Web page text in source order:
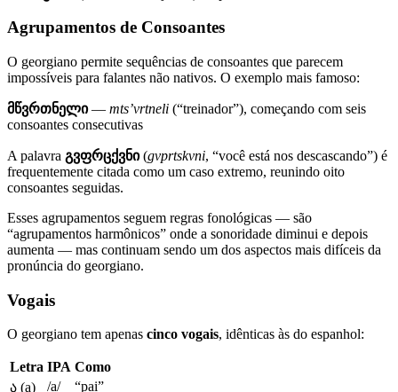
Agrupamentos de Consoantes
O georgiano permite sequências de consoantes que parecem
impossíveis para falantes não nativos. O exemplo mais famoso:
მწვრთნელი— mts’vrtneli (“treinador”), começando com seis
consoantes consecutivas
A palavra გვფრცქვნი(gvprtskvni, “você está nos descascando”) é
frequentemente citada como um caso extremo, reunindo oito
consoantes seguidas.
Esses agrupamentos seguem regras fonológicas — são
“agrupamentos harmônicos” onde a sonoridade diminui e depois
aumenta — mas continuam sendo um dos aspectos mais difíceis da
pronúncia do georgiano.
Vogais
O georgiano tem apenas cinco vogais, idênticas às do espanhol:
Letra IPA Como
ა (a)
/a/
“pai”